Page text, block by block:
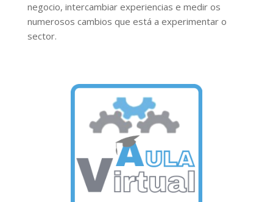
negocio, intercambiar experiencias e medir os
numerosos cambios que está a experimentar o
sector.